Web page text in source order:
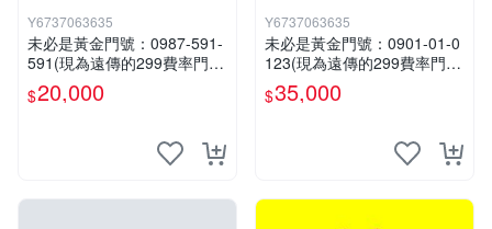
Y6737063635
未必是黃金門號：0987-591-
591(現為遠傳的299費率門
號，屆時將以無約狀態過
戶)。
$20,000
Y6737063635
未必是黃金門號：0901-01-0
123(現為遠傳的299費率門
號，屆時將以無約狀態過
戶)。
$35,000